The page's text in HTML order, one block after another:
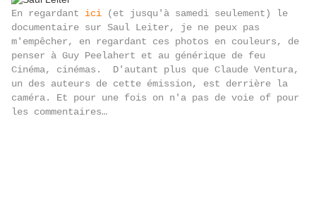
En regardant ici (et jusqu'à samedi seulement) le
documentaire sur Saul Leiter, je ne peux pas
m'empêcher, en regardant ces photos en couleurs, de
penser à Guy Peelahert et au générique de feu
Cinéma, cinémas. D'autant plus que Claude Ventura,
un des auteurs de cette émission, est derrière la
caméra. Et pour une fois on n'a pas de voie of pour
les commentaires…